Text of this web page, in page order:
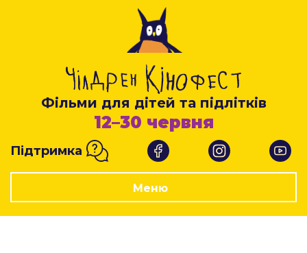
Фільми для дітей та підлітків
12–30 червня
Підтримка
Меню